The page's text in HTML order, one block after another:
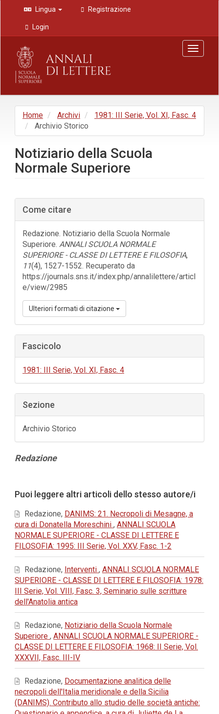
Navigazione
principale
Contenuto
principale
Barra
laterale
Lingua Registrazione
Login
Toggle
Home Archivi
1981: III Serie, Vol. XI, Fasc. 4
Archivio Storico
Notiziario della Scuola
Normale Superiore
Barra
laterale
dell'articolo
Come citare
Redazione. Notiziario della Scuola Normale
Superiore. ANNALI SCUOLA NORMALE
SUPERIORE - CLASSE DI LETTERE E FILOSOFIA,
11(4), 1527-1552. Recuperato da
https://journals.sns.it/index.php/annalilettere/articl
e/view/2985
Ulteriori formati di citazione
Fascicolo
1981: III Serie, Vol. XI, Fasc. 4
Sezione
Archivio Storico
Contenuto
Redazione
dell'articolo
Puoi leggere altri articoli dello stesso autore/i
Redazione, DANIMS: 21. Necropoli di Mesagne, a
cura di Donatella Moreschini , ANNALI SCUOLA
NORMALE SUPERIORE - CLASSE DI LETTERE E
FILOSOFIA: 1995: III Serie, Vol. XXV, Fasc. 1-2
Redazione, Interventi , ANNALI SCUOLA NORMALE
SUPERIORE - CLASSE DI LETTERE E FILOSOFIA: 1978:
III Serie, Vol. VIII, Fasc. 3, Seminario sulle scritture
dell'Anatolia antica
Redazione, Notiziario della Scuola Normale
Superiore , ANNALI SCUOLA NORMALE SUPERIORE -
CLASSE DI LETTERE E FILOSOFIA: 1968: II Serie, Vol.
XXXVII, Fasc. III-IV
Redazione, Documentazione analitica delle
necropoli dell'Italia meridionale e della Sicilia
(DANIMS). Contributo allo studio delle società antiche: